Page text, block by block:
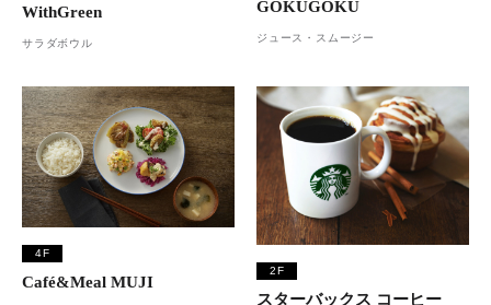
WithGreen
サラダボウル
GOKUGOKU
ジュース・スムージー
4F
Café&Meal MUJI
2F
スターバックス コーヒー